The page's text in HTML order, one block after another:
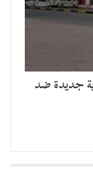
جديدة ضد